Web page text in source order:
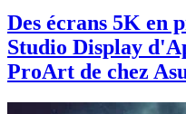
Des écrans 5K en
Studio Display
ProArt de chez